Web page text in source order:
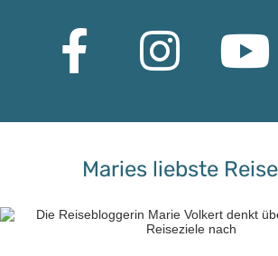
Maries liebste